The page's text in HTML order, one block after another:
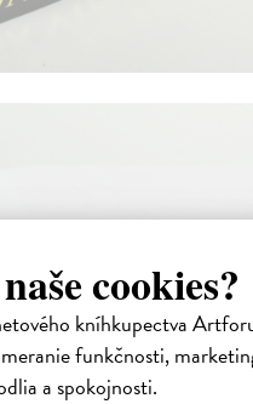
cookies?
kníhkupectva
funkčnosti,
a spokojnosti.